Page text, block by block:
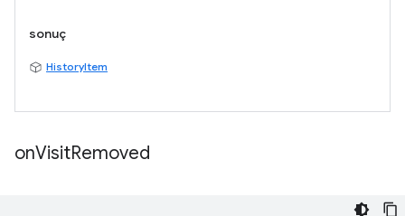
sonuç
HistoryItem
onVisitRemoved